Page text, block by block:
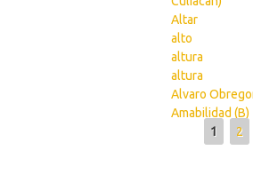
Altar
alto
altura
altura
Alvaro
Amabilidad (B)
Pages
1 2